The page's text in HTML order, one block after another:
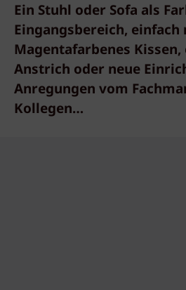
Ein Stuhl oder Sofa als
Eingangsbereich, einfach
Magentafarbenes
Anstrich oder neue
Anregungen vom
Kollegen…